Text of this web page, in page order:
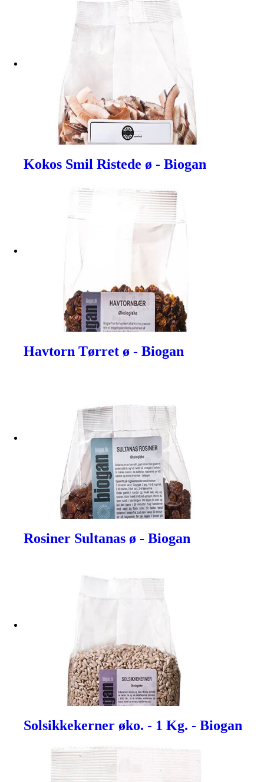
Kokos Smil Ristede ø - Biogan
Havtorn Tørret ø - Biogan
Rosiner Sultanas ø - Biogan
Solsikkekerner øko. - 1 Kg. - Biogan